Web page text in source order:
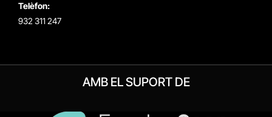
Telèfon:
932 311 247
AMB EL SUPORT DE